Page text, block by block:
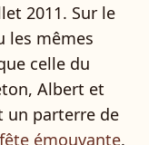
2011. Sur le
les mêmes
celle du
Albert et
un parterre de
émouvante.